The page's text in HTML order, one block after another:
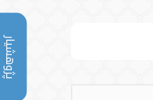
پژوهشیار